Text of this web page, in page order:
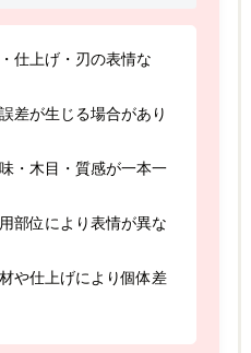
仕上げ・刃の表情な
差が生じる場合があり
・木目・質感が一本一
部位により表情が異な
や仕上げにより個体差